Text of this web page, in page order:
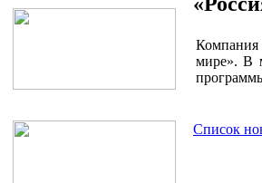
Компания
мире». В
Список